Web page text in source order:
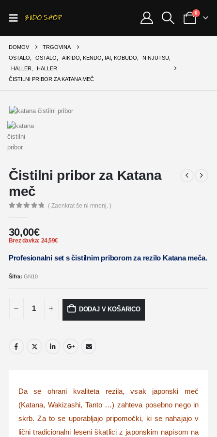
0
DOMOV
TRGOVINA
OSTALO
OSTALO AIKIDO, KENDO, IAI, KOBUDO NINJUTSU
HALLER
HALLER
ČISTILNI PRIBOR ZA KATANA MEČ
Čistilni pribor za Katana
meč
( Zaenkrat še ni mnenj. )
30,00€
Brez davka: 24,59€
Profesionalni set s čistilnim priborom za rezilo Katana meča.
Šifra: GN10
DODAJ V KOŠARICO
Da se ohrani kvaliteta rezila, vsak japonski meč
(Katana, Wakizashi, Tanto …) zahteva posebno nego in
skrb. Za to se uporabljajo pripomočki, ki se nahajajo v
lični tradicionalni leseni škatlici z japonskim napisom na